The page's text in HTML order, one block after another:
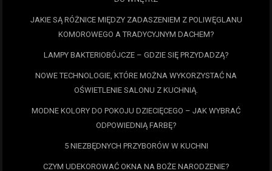
JAKIE SĄ RÓŻNICE MIĘDZY ZADASZENIEM Z POLIWĘGLANU
KOMOROWEGO A TRADYCYJNYM DACHEM?
LAMPY BAKTERIOBÓJCZE – GDZIE SIĘ PRZYDADZĄ?
NOWE TECHNOLOGIE, KTÓRE MOŻNA WYKORZYSTAĆ NA
OŚWIETLENIE SALONU Z KUCHNIĄ.
MODNE KOLORY DO POKOJU DZIECIĘCEGO – JAK WYBRAĆ
ODPOWIEDNIĄ FARBĘ?
5 NIEZBĘDNYCH PRZYBORÓW W KUCHNI
CZYM UDEKOROWAĆ OKNA NA BOŻE NARODZENIE?